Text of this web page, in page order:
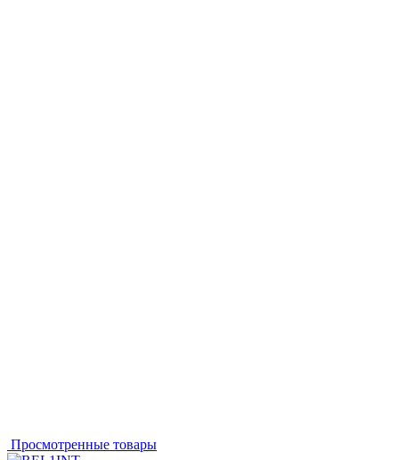
Просмотренные товары